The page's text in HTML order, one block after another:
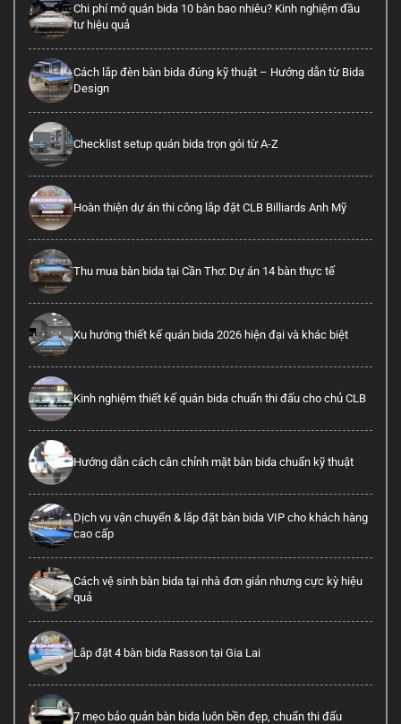
Chi phí mở quán bida 10 bàn bao nhiêu? Kinh nghiệm đầu
tư hiệu quả
Cách lắp đèn bàn bida đúng kỹ thuật – Hướng dẫn từ Bida
Design
Checklist setup quán bida trọn gói từ A-Z
Hoàn thiện dự án thi công lắp đặt CLB Billiards Anh Mỹ
Thu mua bàn bida tại Cần Thơ: Dự án 14 bàn thực tế
Xu hướng thiết kế quán bida 2026 hiện đại và khác biệt
Kinh nghiệm thiết kế quán bida chuẩn thi đấu cho chủ CLB
Hướng dẫn cách cân chỉnh mặt bàn bida chuẩn kỹ thuật
Dịch vụ vận chuyển & lắp đặt bàn bida VIP cho khách hàng
cao cấp
Cách vệ sinh bàn bida tại nhà đơn giản nhưng cực kỳ hiệu
quả
Lắp đặt 4 bàn bida Rasson tại Gia Lai
7 mẹo bảo quản bàn bida luôn bền đẹp, chuẩn thi đấu